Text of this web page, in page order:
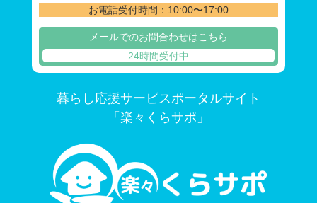
お電話受付時間：10:00〜17:00
メールでのお問合わせはこちら
24時間受付中
暮らし応援サービスポータルサイト
「楽々くらサポ」